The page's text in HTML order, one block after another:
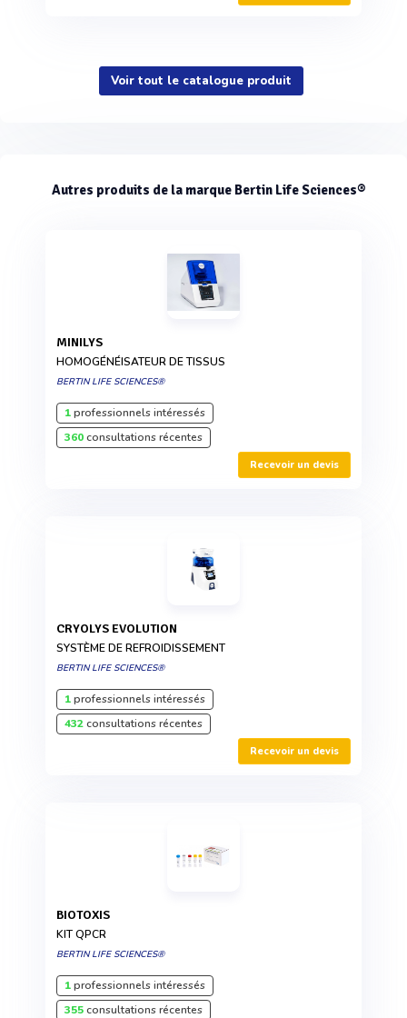
Voir tout le catalogue produit
Autres produits de la marque Bertin Life Sciences®
MINILYS
HOMOGÉNÉISATEUR DE TISSUS
BERTIN LIFE SCIENCES®
1professionnels intéressés
360consultations récentes
Recevoir un devis
CRYOLYS EVOLUTION
SYSTÈME DE REFROIDISSEMENT
BERTIN LIFE SCIENCES®
1professionnels intéressés
432consultations récentes
Recevoir un devis
BIOTOXIS
KIT QPCR
BERTIN LIFE SCIENCES®
1professionnels intéressés
355consultations récentes